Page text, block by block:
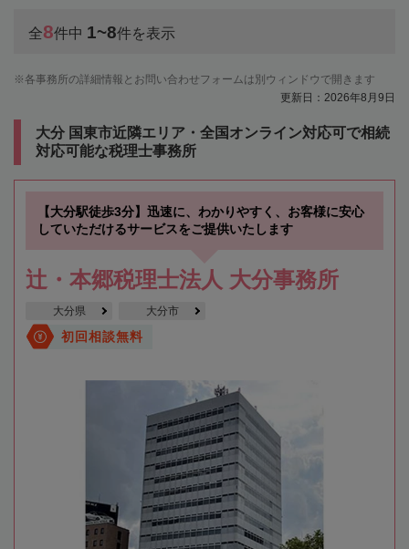
全8件中 1~8件を表示
各事務所の詳細情報とお問い合わせフォームは別ウィンドウで開きます
更新日：2026年8月9日
大分 国東市近隣エリア・全国オンライン対応可で相続
対応可能な税理士事務所
【大分駅徒歩3分】迅速に、わかりやすく、お客様に安心
していただけるサービスをご提供いたします
辻・本郷税理士法人 大分事務所
大分県 大分市
初回相談無料